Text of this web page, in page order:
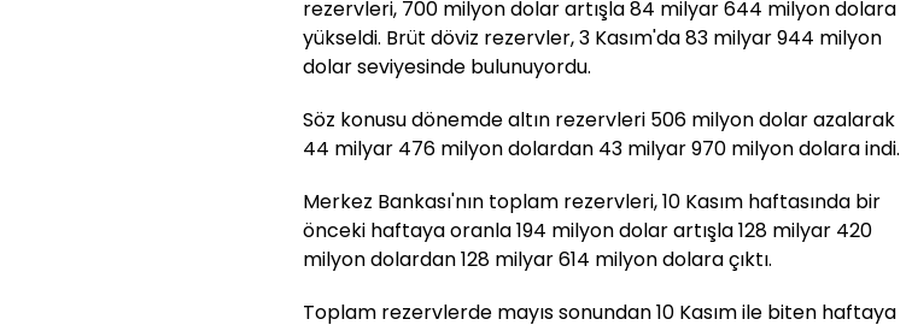
rezervleri, 700 milyon dolar artışla 84 milyar 644 milyon dolara
yükseldi. Brüt döviz rezervler, 3 Kasım'da 83 milyar 944 milyon
dolar seviyesinde bulunuyordu.
Söz konusu dönemde altın rezervleri 506 milyon dolar azalarak
44 milyar 476 milyon dolardan 43 milyar 970 milyon dolara indi.
Merkez Bankası'nın toplam rezervleri, 10 Kasım haftasında bir
önceki haftaya oranla 194 milyon dolar artışla 128 milyar 420
milyon dolardan 128 milyar 614 milyon dolara çıktı.
Toplam rezervlerde mayıs sonundan 10 Kasım ile biten haftaya